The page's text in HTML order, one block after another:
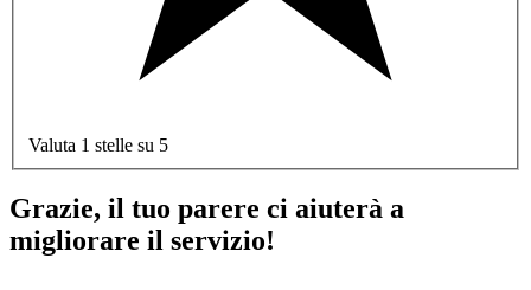
Valuta 1 stelle su 5
Grazie, il tuo parere ci aiuterà a
migliorare il servizio!